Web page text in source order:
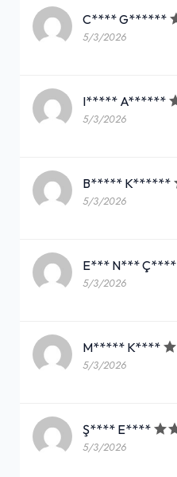
C**** G******
5/3/2026
I***** A******
5/3/2026
B***** K******
5/3/2026
E*** N*** Ç****
5/3/2026
M***** K****
5/3/2026
Ş**** E****
5/3/2026